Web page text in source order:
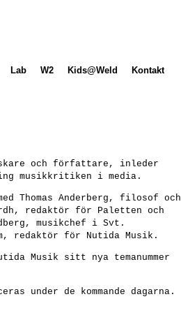
Lab W2 Kids@Weld Kontakt
och författare, inleder
musikkritiken i media.
Thomas Anderberg, filosof och
redaktör för Paletten och
musikchef i Svt.
redaktör för Nutida Musik.
Musik sitt nya temanummer
under de kommande dagarna.